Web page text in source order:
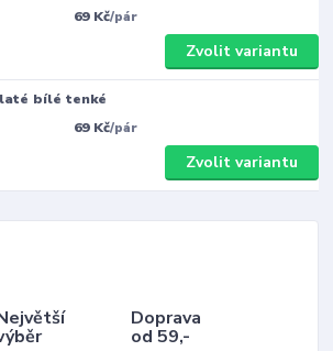
69 Kč/pár
Zvolit variantu
bílé tenké
69 Kč/pár
Zvolit variantu
Doprava
od 59,-